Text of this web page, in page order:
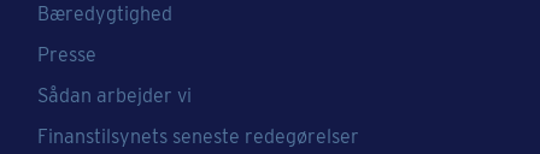
Bæredygtighed
Presse
Sådan arbejder vi
Finanstilsynets seneste redegørelser